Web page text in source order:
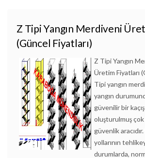
Z Tipi Yangın Merdiveni
(Güncel Fiyatları)
Z Tipi Yangın
Üretim Fiyatları
Tipi yangın
yangın
güvenilir bir
oluşturulmuş
güvenlik
yollarının
durumlarda,